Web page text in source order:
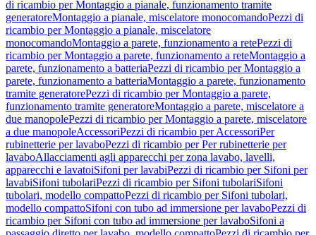
di ricambio per Montaggio a pianale, funzionamento tramite
generatoreMontaggio a pianale, miscelatore monocomandoPezzi di
ricambio per Montaggio a pianale, miscelatore
monocomandoMontaggio a parete, funzionamento a retePezzi di
ricambio per Montaggio a parete, funzionamento a reteMontaggio a
parete, funzionamento a batteriaPezzi di ricambio per Montaggio a
parete, funzionamento a batteriaMontaggio a parete, funzionamento
tramite generatorePezzi di ricambio per Montaggio a parete,
funzionamento tramite generatoreMontaggio a parete, miscelatore a
due manopolePezzi di ricambio per Montaggio a parete, miscelatore
a due manopoleAccessoriPezzi di ricambio per AccessoriPer
rubinetterie per lavaboPezzi di ricambio per Per rubinetterie per
lavaboAllacciamenti agli apparecchi per zona lavabo, lavelli,
apparecchi e lavatoiSifoni per lavabiPezzi di ricambio per Sifoni per
lavabiSifoni tubolariPezzi di ricambio per Sifoni tubolariSifoni
tubolari, modello compattoPezzi di ricambio per Sifoni tubolari,
modello compattoSifoni con tubo ad immersione per lavaboPezzi di
ricambio per Sifoni con tubo ad immersione per lavaboSifoni a